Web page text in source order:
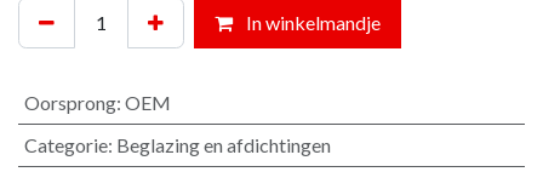
In winkelmandje
Oorsprong: OEM
Categorie: Beglazing en afdichtingen